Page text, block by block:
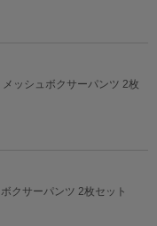
ッシュボクサーパンツ 2枚
クサーパンツ 2枚セット